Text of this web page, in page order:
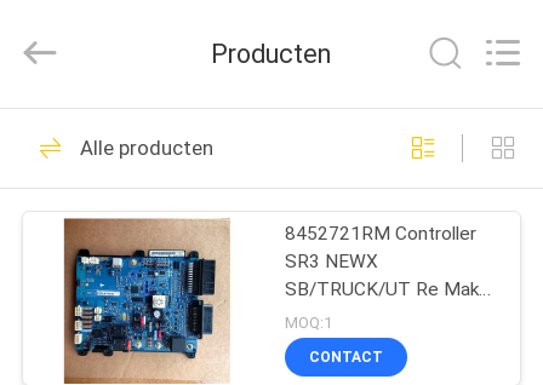
THUIS
PRODUCTEN
OVER
LIMITED.
Reserved.
Thermokoning
Refrigeration Units
113
Producten
Alle producten
8452721RM Controller
SR3 NEWX
SB/TRUCK/UT Re Make
Original Thermo King
onderdelen voor truck
koelkast
MOQ:1
CONTACT